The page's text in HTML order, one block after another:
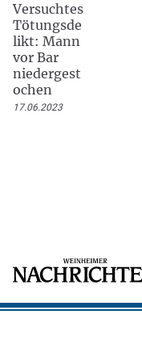
Versuchtes
Tötungsde
likt: Mann
vor Bar
niedergest
ochen
17.06.2023